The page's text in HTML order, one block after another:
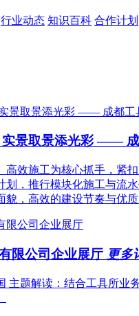
行业动态 知识百科 合作计划
景取景添光彩 ——
高效施工为核心抓手，紧
划，推行模块化施工与流
貌，高效的建设节奏与优
限公司企业展厅 更多
主题解读：结合工具所业